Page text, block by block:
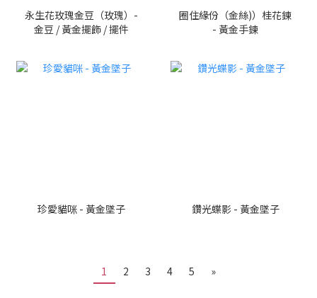
永生花玫瑰金豆（玫瑰）-
金豆 / 黃金擺飾 / 擺件
圈住緣份（金絲)）桂花鍊
- 黃金手鍊
珍愛貓咪 - 黃金墜子 鑽光蝶影 - 黃金墜子
1 2 3 4 5 »